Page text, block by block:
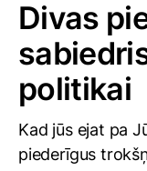
Divas
politikai
Kad jūs ejat pa
piederīgus